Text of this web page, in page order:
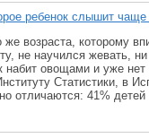
ребенок слышит чаще
же возраста,
не научился жевать,
набит овощами и уже
Статистики, в
отличаются: 41%